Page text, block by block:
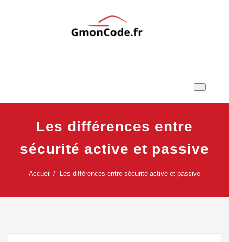
Les différences entre
sécurité active et passive
Accueil Les différences entre sécurité active et passive